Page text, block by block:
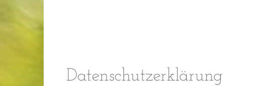
Datenschutzerklärung